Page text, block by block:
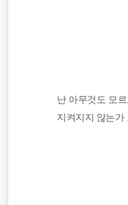
난 아무것도 모
지켜지지 않는가